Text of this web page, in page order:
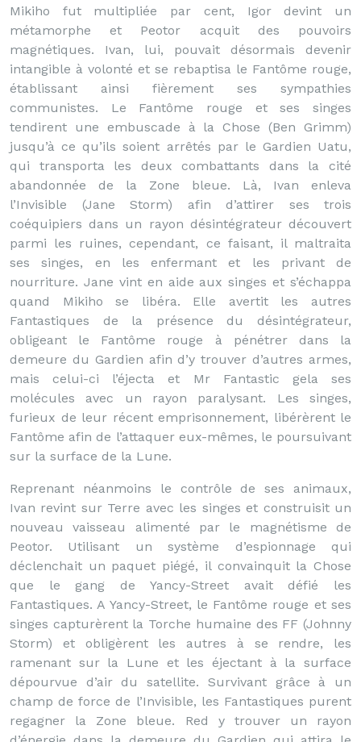
Mikiho fut multipliée par cent, Igor devint un
métamorphe et Peotor acquit des pouvoirs
magnétiques. Ivan, lui, pouvait désormais devenir
intangible à volonté et se rebaptisa le Fantôme rouge,
établissant ainsi fièrement ses sympathies
communistes. Le Fantôme rouge et ses singes
tendirent une embuscade à la Chose (Ben Grimm)
jusqu’à ce qu’ils soient arrêtés par le Gardien Uatu,
qui transporta les deux combattants dans la cité
abandonnée de la Zone bleue. Là, Ivan enleva
l’Invisible (Jane Storm) afin d’attirer ses trois
coéquipiers dans un rayon désintégrateur découvert
parmi les ruines, cependant, ce faisant, il maltraita
ses singes, en les enfermant et les privant de
nourriture. Jane vint en aide aux singes et s’échappa
quand Mikiho se libéra. Elle avertit les autres
Fantastiques de la présence du désintégrateur,
obligeant le Fantôme rouge à pénétrer dans la
demeure du Gardien afin d’y trouver d’autres armes,
mais celui-ci l’éjecta et Mr Fantastic gela ses
molécules avec un rayon paralysant. Les singes,
furieux de leur récent emprisonnement, libérèrent le
Fantôme afin de l’attaquer eux-mêmes, le poursuivant
sur la surface de la Lune.
Reprenant néanmoins le contrôle de ses animaux,
Ivan revint sur Terre avec les singes et construisit un
nouveau vaisseau alimenté par le magnétisme de
Peotor. Utilisant un système d’espionnage qui
déclenchait un paquet piégé, il convainquit la Chose
que le gang de Yancy-Street avait défié les
Fantastiques. A Yancy-Street, le Fantôme rouge et ses
singes capturèrent la Torche humaine des FF (Johnny
Storm) et obligèrent les autres à se rendre, les
ramenant sur la Lune et les éjectant à la surface
dépourvue d’air du satellite. Survivant grâce à un
champ de force de l’Invisible, les Fantastiques purent
regagner la Zone bleue. Red y trouver un rayon